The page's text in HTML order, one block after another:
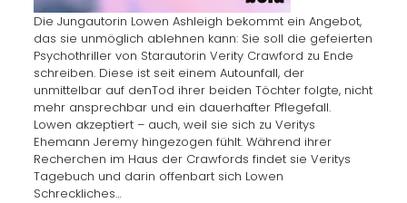
Die Jungautorin Lowen Ashleigh bekommt ein Angebot,
das sie unmöglich ablehnen kann: Sie soll die gefeierten
Psychothriller von Starautorin Verity Crawford zu Ende
schreiben. Diese ist seit einem Autounfall, der
unmittelbar auf denTod ihrer beiden Töchter folgte, nicht
mehr ansprechbar und ein dauerhafter Pflegefall.
Lowen akzeptiert – auch, weil sie sich zu Veritys
Ehemann Jeremy hingezogen fühlt. Während ihrer
Recherchen im Haus der Crawfords findet sie Veritys
Tagebuch und darin offenbart sich Lowen
Schreckliches…